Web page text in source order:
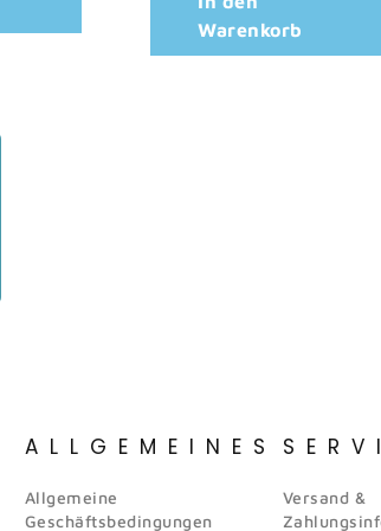
Warenkorb
ALLGEMEINES
Allgemeine
Geschäftsbedingungen
Versand &